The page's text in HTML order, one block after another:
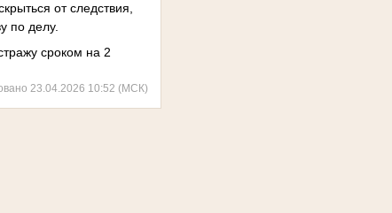
от следствия,
по делу.
сроком на 2
23.04.2026 10:52 (МСК)